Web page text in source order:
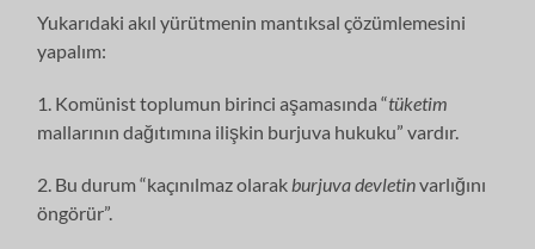
Yukarıdaki akıl yürütmenin mantıksal çözümlemesini
yapalım:
1. Komünist toplumun birinci aşamasında “tüketim
mallarının dağıtımına ilişkin burjuva hukuku” vardır.
2. Bu durum “kaçınılmaz olarak burjuva devletinvarlığını
öngörür”.